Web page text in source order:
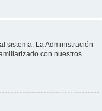
sistema. La Administración
con nuestros